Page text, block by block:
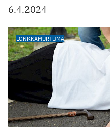
6.4.2024
LONKKAMURTUMA